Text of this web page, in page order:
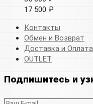
17 500 ₽
Контакты
Обмен и Возврат
Доставка и Оплата
OUTLET
Подпишитесь и